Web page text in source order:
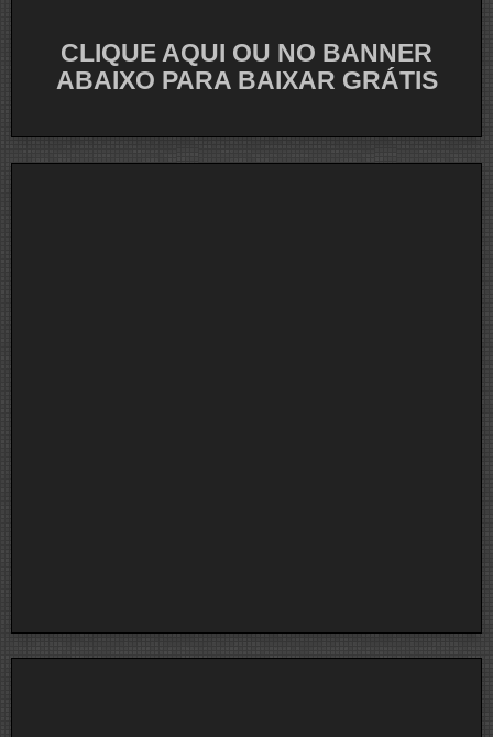
CLIQUE AQUI OU NO BANNER
ABAIXO PARA BAIXAR GRÁTIS